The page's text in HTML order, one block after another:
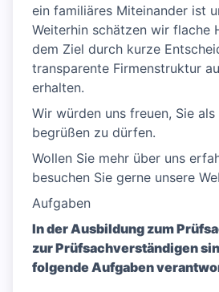
ein familiäres Miteinander ist
Weiterhin schätzen wir flache
dem Ziel durch kurze
transparente Firmenstruktur
erhalten.
Wir würden uns freuen, Sie als
begrüßen zu dürfen.
Wollen Sie mehr über uns
besuchen Sie gerne unsere
Aufgaben
In der Ausbildung zum
zur Prüfsachverständigen
folgende Aufgaben